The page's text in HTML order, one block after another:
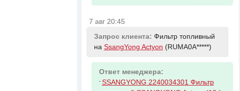
7 авг 20:45
Запрос клиента: Фильтр топливный
на SsangYong Actyon (RUMA0A*****)
Ответ менеджера:
- SSANGYONG 2240034301 Фильтр